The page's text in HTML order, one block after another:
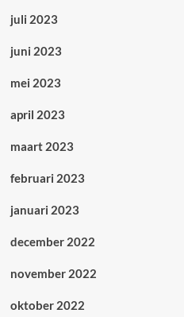
juli 2023
juni 2023
mei 2023
april 2023
maart 2023
februari 2023
januari 2023
december 2022
november 2022
oktober 2022